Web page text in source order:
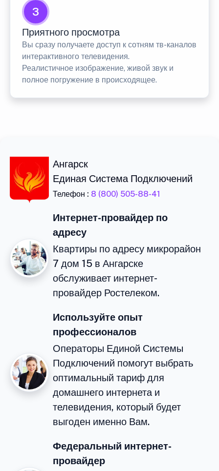
3
Приятного просмотра
Вы сразу получаете доступ к сотням тв-каналов
интерактивного телевидения.
Реалистичное изображение, живой звук и
полное погружение в происходящее.
Ангарск
Единая Система Подключений
Телефон : 8 (800) 505-88-41
Интернет-провайдер по
адресу
Квартиры по адресу микрорайон
7 дом 15 в Ангарске
обслуживает интернет-
провайдер Ростелеком.
Используйте опыт
профессионалов
Операторы Единой Системы
Подключений помогут выбрать
оптимальный тариф для
домашнего интернета и
телевидения, который будет
выгоден именно Вам.
Федеральный интернет-
провайдер